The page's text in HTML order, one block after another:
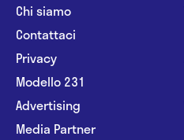
Chi siamo
Contattaci
Privacy
Modello 231
Advertising
Media Partner